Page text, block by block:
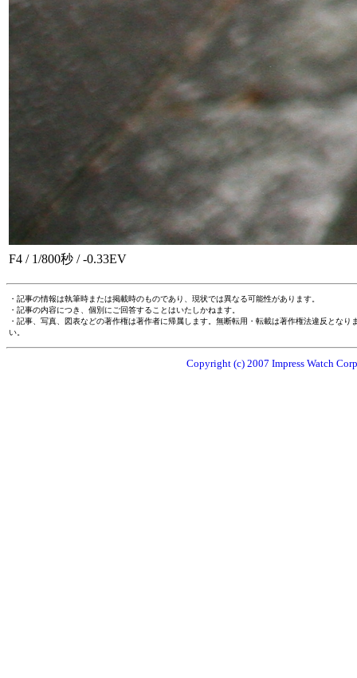
F4 / 1/800秒 / -0.33EV
・記事の情報は執筆時または掲載時のものであり、現状では異なる可能性があります。
・記事の内容につき、個別にご回答することはいたしかねます。
・記事、写真、図表などの著作権は著作者に帰属します。無断転用・転載は著作権法違反とな
い。
Copyright (c) 2007 Impress Watch